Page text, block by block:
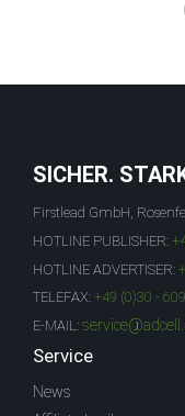
SICHER.
Firstlead GmbH,
HOTLINE PUBLISHER:
HOTLINE ADVERTISER:
TELEFAX: +49 (0)30 -
E-MAIL:
Service
News